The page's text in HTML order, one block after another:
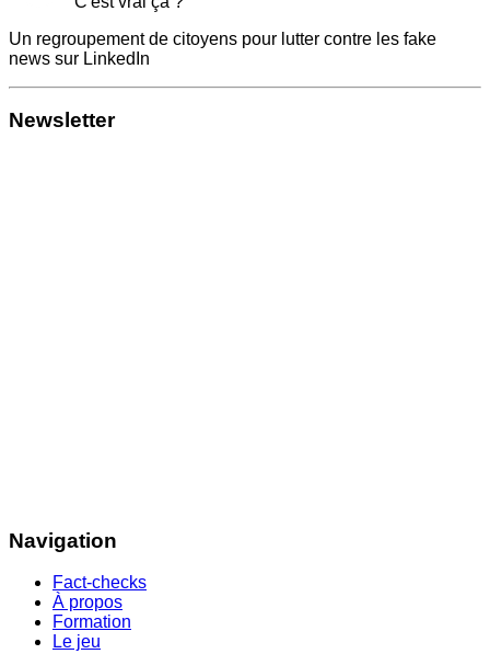
Un regroupement de citoyens pour lutter contre les fake
news sur LinkedIn
Newsletter
Navigation
Fact-checks
À propos
Formation
Le jeu